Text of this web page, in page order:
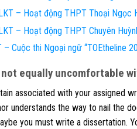
– Hoạt động THPT Thoại Ngọc
– Hoạt động THPT Chuyên
– Cuộc thi Ngoại ngữ “TOEtheline
equally uncomfortable
associated with your assigned
understands the way to nail the
you must write a dissertation.